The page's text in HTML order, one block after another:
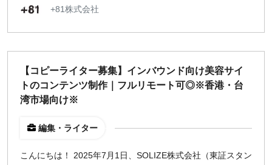
+81株式会社
【コピーライター募集】インバウンド向け美容サイ
トのコンテンツ制作｜フルリモート可◎※香港・台
湾市場向け※
編集・ライター
こんにちは！ 2025年7月1日、SOLIZE株式会社（東証スタン